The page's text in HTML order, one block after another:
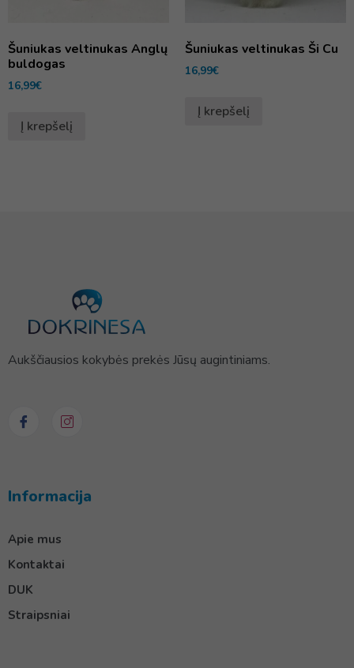
Šuniukas veltinukas Anglų
buldogas
16,99€
Į krepšelį
Šuniukas veltinukas Ši Cu
16,99€
Į krepšelį
Aukščiausios kokybės prekės Jūsų augintiniams.
Informacija
Apie mus
Kontaktai
DUK
Straipsniai